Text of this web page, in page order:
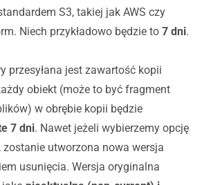
S3, takiej jak AWS czy
Niech przykładowo będzie to 7 dni.
przesyłana jest zawartość kopii
obiekt (może to być fragment
w obrębie kopii będzie
7 dni. Nawet jeżeli wybierzemy opcję
utworzona nowa wersja
usunięcia. Wersja oryginalna